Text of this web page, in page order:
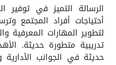
الرسالة التميز في توفير
أحتياجات أفراد المجتمع
لتطوير المهارات المعرفية
تدريبية متطورة حديثة.
حديثة في الجوانب الأدارية